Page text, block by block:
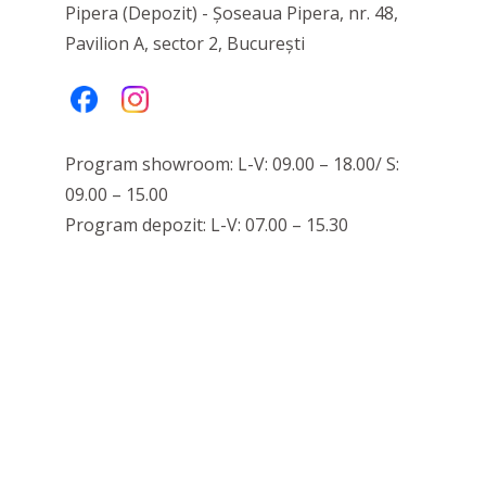
Pipera (Depozit) - Șoseaua Pipera, nr. 48,
Pavilion A, sector 2, București
Program showroom: L-V: 09.00 – 18.00/ S:
09.00 – 15.00
Program depozit: L-V: 07.00 – 15.30